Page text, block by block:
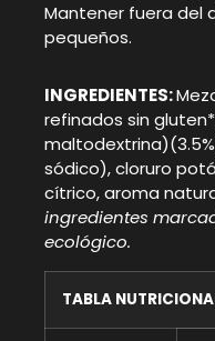
Mantener fuera del
pequeños.
INGREDIENTES:
refinados sin
sódico), cloruro
cítrico, aroma
ingredientes
ecológico.
TABLA